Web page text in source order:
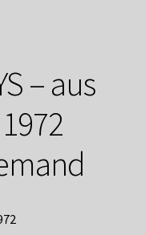
– aus